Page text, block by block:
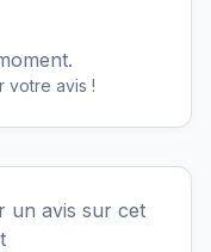
votre avis !
un avis sur cet